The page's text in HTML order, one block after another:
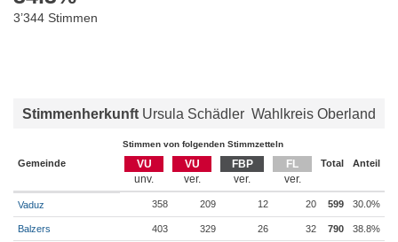
3’344 Stimmen
Stimmenherkunft Ursula Schädler Wahlkreis Oberland
Stimmen von folgenden Stimmzetteln
Gemeinde VU VU FBP FL Total Anteil
Vaduz 358 209 12 20 599 30.0%
Balzers 403 329 26 32 790 38.8%